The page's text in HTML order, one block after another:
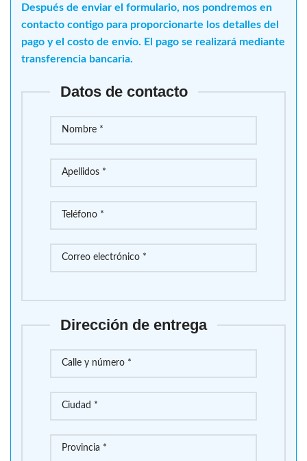
Después de enviar el formulario, nos pondremos en
contacto contigo para proporcionarte los detalles del
pago y el costo de envío. El pago se realizará mediante
transferencia bancaria.
Datos de contacto
Dirección de entrega